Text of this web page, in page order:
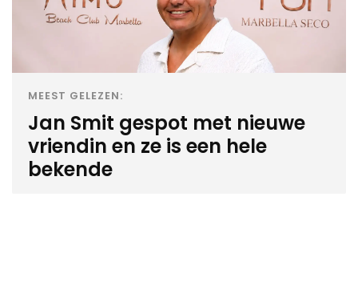
MEEST GELEZEN:
Jan Smit gespot met nieuwe
vriendin en ze is een hele
bekende